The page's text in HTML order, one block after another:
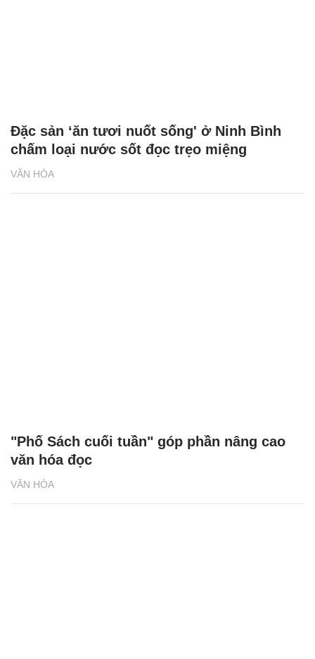
VĂN HÓA
Đặc sản ‘ăn tươi nuốt sống' ở Ninh Bình
chấm loại nước sốt đọc trẹo miệng
VĂN HÓA
"Phố Sách cuối tuần" góp phần nâng cao
văn hóa đọc